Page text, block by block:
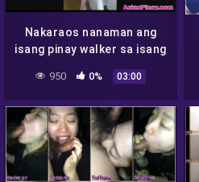
Nakaraos nanaman ang
isang pinay walker sa isang
950 0% 03:00